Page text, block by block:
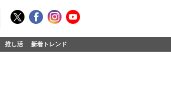
推し活 新着トレンド